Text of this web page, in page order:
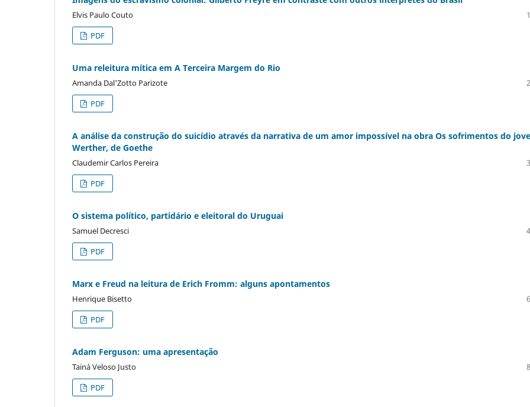
Elvis Paulo Couto
PDF
Uma releitura mítica em A Terceira Margem do Rio
Amanda Dal'Zotto Parizote
PDF
A análise da construção do suicídio através da narrativa de um amor impossível na obra Os sofrimentos do
Werther, de Goethe
Claudemir Carlos Pereira
PDF
O sistema político, partidário e eleitoral do Uruguai
Samuel Decresci
PDF
Marx e Freud na leitura de Erich Fromm: alguns apontamentos
Henrique Bisetto
PDF
Adam Ferguson: uma apresentação
Tainá Veloso Justo
PDF